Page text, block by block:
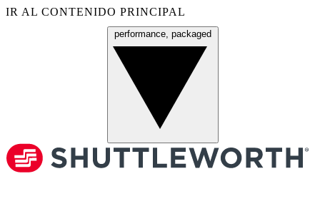
IR AL CONTENIDO PRINCIPAL
performance, packaged